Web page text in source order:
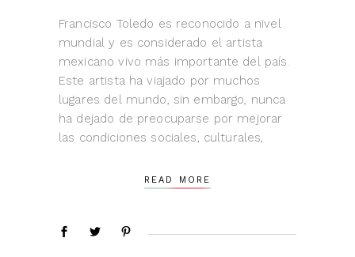
Francisco Toledo es reconocido a nivel
mundial y es considerado el artista
mexicano vivo más importante del país.
Este artista ha viajado por muchos
lugares del mundo, sin embargo, nunca
ha dejado de preocuparse por mejorar
las condiciones sociales, culturales,
READ MORE